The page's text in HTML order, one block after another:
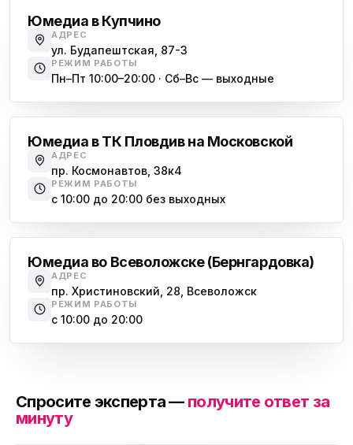
Юмедиа в Купчино
АДРЕС
ул. Будапештская, 87-3
РЕЖИМ РАБОТЫ
Пн–Пт 10:00–20:00 · Сб–Вс — выходные
Юмедиа в ТК Пловдив на Московской
АДРЕС
пр. Космонавтов, 38к4
РЕЖИМ РАБОТЫ
с 10:00 до 20:00 без выходных
Юмедиа во Всеволожске (Бернгардовка)
АДРЕС
пр. Христиновский, 28, Всеволожск
РЕЖИМ РАБОТЫ
с 10:00 до 20:00
Спросите эксперта — получите ответ за
минуту